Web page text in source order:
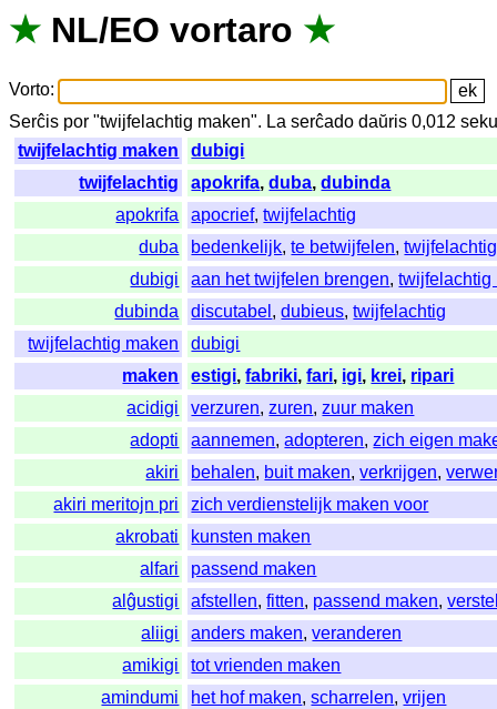
★ NL/EO vortaro ★
Vorto:
Serĉis por "twijfelachtig maken". La serĉado daŭris 0,012
twijfelachtig maken
dubigi
twijfelachtig
apokrifa,duba,dubinda
apokrifa
apocrief,twijfelachtig
duba
bedenkelijk,te betwijfelen,twijfelachtig
dubigi
aan het twijfelen brengen,twijfelachtig
dubinda
discutabel ,dubieus,twijfelachtig
twijfelachtig maken
dubigi
maken
estigi,fabriki,fari, igi, krei, ripari
acidigi
verzuren,zuren,zuur maken
adopti
aannemen,adopteren,zich eigen
akiri
behalen, buit maken,verkrijgen,
akiri meritojn pri
zich verdienstelijk maken voor
akrobati
kunsten maken
alfari
passend maken
alĝustigi
afstellen,fitten, passend maken,
aliigi
anders maken,veranderen
amikigi
tot vrienden maken
amindumi
het hof maken,scharrelen,vrijen